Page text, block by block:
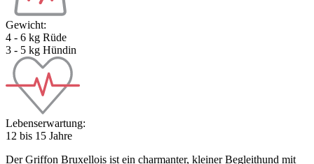
Gewicht:
4 - 6 kg Rüde
3 - 5 kg Hündin
Lebenserwartung:
12 bis 15 Jahre
Der Griffon Bruxellois ist ein charmanter, kleiner Begleithund mit